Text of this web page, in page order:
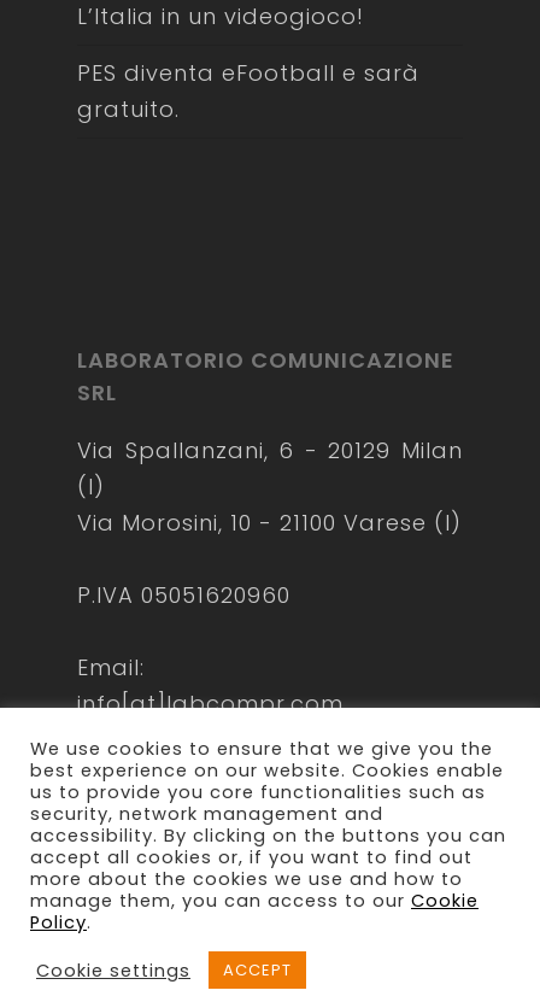
L’Italia in un videogioco!
PES diventa eFootball e sarà
gratuito.
LABORATORIO COMUNICAZIONE
SRL
Via Spallanzani, 6 - 20129 Milan
(I)
Via Morosini, 10 - 21100 Varese (I)
P.IVA 05051620960
Email:
info[at]labcompr.com
© 2026 Laboratorio Comunicazione. All
Rights Reserved -
We use cookies to ensure that we give you the
best experience on our website. Cookies enable
us to provide you core functionalities such as
security, network management and
accessibility. By clicking on the buttons you can
accept all cookies or, if you want to find out
more about the cookies we use and how to
manage them, you can access to our Cookie
Policy.
Cookie settings
ACCEPT